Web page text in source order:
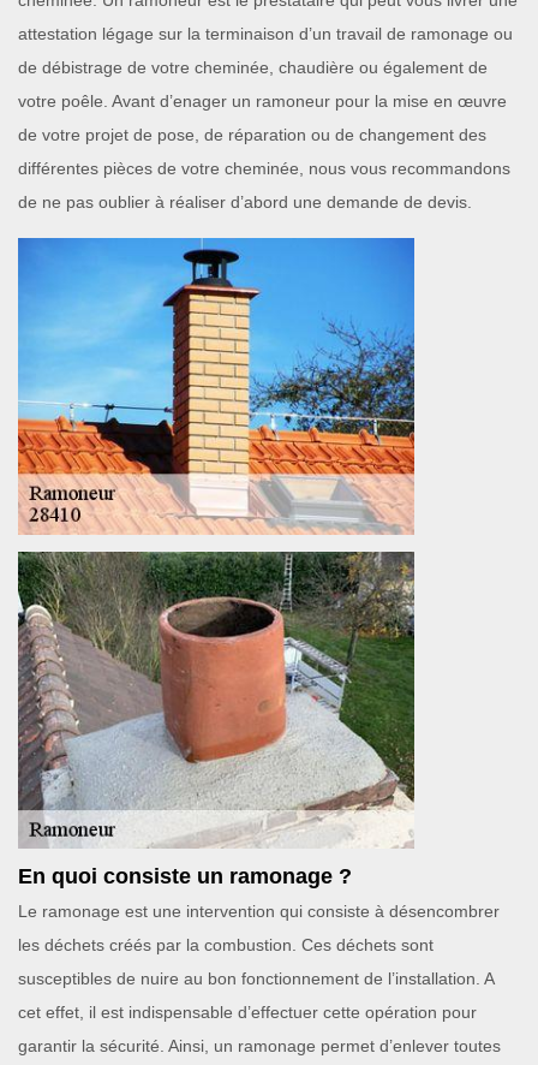
attestation légage sur la terminaison d’un travail de ramonage ou
de débistrage de votre cheminée, chaudière ou également de
votre poêle. Avant d’enager un ramoneur pour la mise en œuvre
de votre projet de pose, de réparation ou de changement des
différentes pièces de votre cheminée, nous vous recommandons
de ne pas oublier à réaliser d’abord une demande de devis.
En quoi consiste un ramonage ?
Le ramonage est une intervention qui consiste à désencombrer
les déchets créés par la combustion. Ces déchets sont
susceptibles de nuire au bon fonctionnement de l’installation. A
cet effet, il est indispensable d’effectuer cette opération pour
garantir la sécurité. Ainsi, un ramonage permet d’enlever toutes